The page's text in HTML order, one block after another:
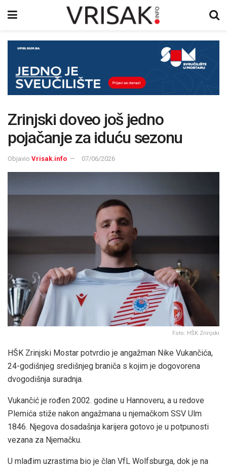
Zrinjski doveo još jedno
pojačanje za iduću sezonu
Objavio Vrisak.info 07/06/2026
Foto: HŠK Zrinjski
HŠK Zrinjski Mostar potvrdio je angažman Nike Vukančića,
24-godišnjeg središnjeg braniča s kojim je dogovorena
dvogodišnja suradnja.
Vukančić je rođen 2002. godine u Hannoveru, a u redove
Plemića stiže nakon angažmana u njemačkom SSV Ulm
1846. Njegova dosadašnja karijera gotovo je u potpunosti
vezana za Njemačku.
U mlađim uzrastima bio je član VfL Wolfsburga, dok je na